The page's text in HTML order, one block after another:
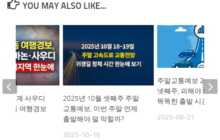
YOU MAY ALSO LIKE...
2025년 10월 셋째주 주말
교통예보, 이번 주말 언제
출발해야 덜 막힐까?
2025-10-16
주말교통예보 2025
넷째주, 피해야 할
똑똑한 출발 시간은?
2025-08-21
4단계·사우디
중동 여행경보